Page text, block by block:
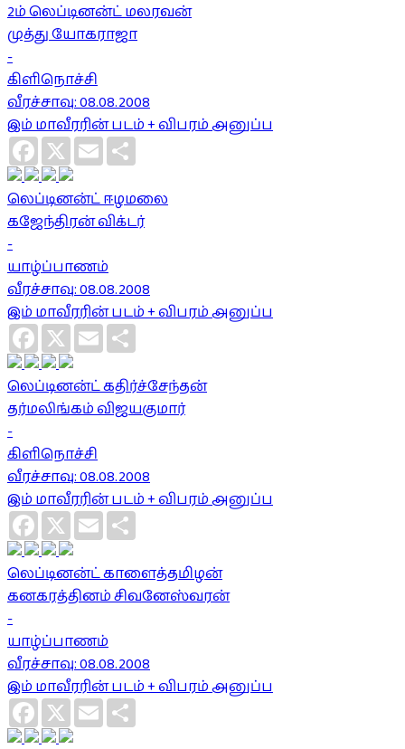
2ம் லெப்டினன்ட் மலரவன்
முத்து யோகராஜா
-
கிளிநொச்சி
வீரச்சாவு: 08.08.2008
இம் மாவீரரின் படம் + விபரம் அனுப்ப
Facebook
X Email
லெப்டினன்ட் ஈழமலை
கஜேந்திரன் விக்டர்
-
யாழ்ப்பாணம்
வீரச்சாவு: 08.08.2008
இம் மாவீரரின் படம் + விபரம் அனுப்ப
Facebook
X Email
லெப்டினன்ட் கதிர்ச்சேந்தன்
தர்மலிங்கம் விஜயகுமார்
-
கிளிநொச்சி
வீரச்சாவு: 08.08.2008
இம் மாவீரரின் படம் + விபரம் அனுப்ப
Facebook
X Email
லெப்டினன்ட் காளைத்தமிழன்
கனகரத்தினம் சிவனேஸ்வரன்
-
யாழ்ப்பாணம்
வீரச்சாவு: 08.08.2008
இம் மாவீரரின் படம் + விபரம் அனுப்ப
Facebook
X Email